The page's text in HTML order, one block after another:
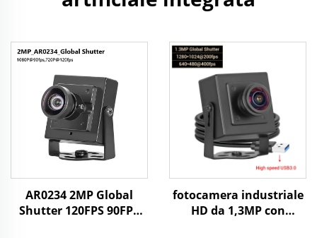
AR0234 2MP Global
Shutter 120FPS 90FPS
fotocamera industriale
HD da 1,3MP con